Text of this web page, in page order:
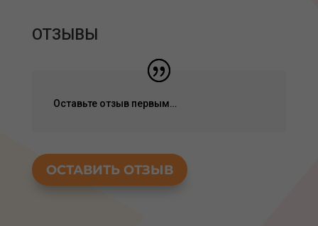
ОТЗЫВЫ
Оставьте отзыв первым…
ОСТАВИТЬ ОТЗЫВ